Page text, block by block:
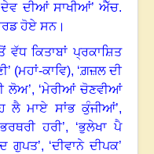
ਦੇਵ ਦੀਆਂ ਸਾਖੀਆਂ’ਐੱਚ.
ਹੋਏ ਸਨ।
ਕਿਤਾਬਾਂ ਪ੍ਰਕਾਸ਼ਿਤ
’ (ਮਹਾਂ-ਕਾਵਿ), ‘ਗ਼ਜ਼ਲ ਦੀ
ਲੋਅ’, ‘ਮੇਰੀਆਂ ਚੋਣਵੀਆਂ
ਲੈ ਮਾਏ ਸਾਂਭ ਕੁੰਜੀਆਂ’,
ਭਰਥਰੀ ਹਰੀ’, ‘ਭੁਲੇਖਾ ਪੈ
ਗੁਪਤ’, ‘ਦੀਵਾਨੇ ਦੀਪਕ’